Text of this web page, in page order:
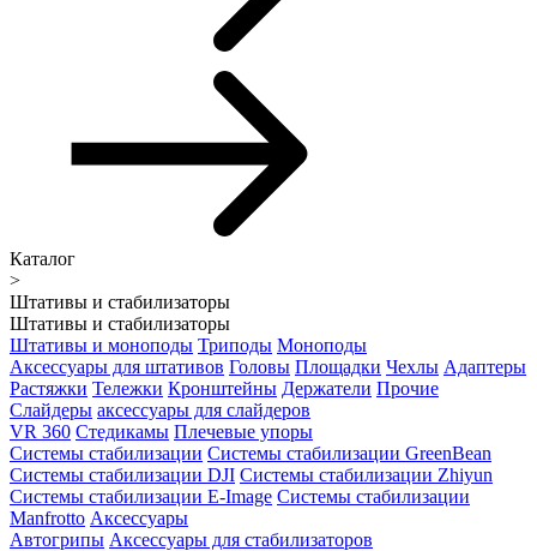
Каталог
>
Штативы и стабилизаторы
Штативы и стабилизаторы
Штативы и моноподы Триподы Моноподы
Аксессуары для штативов Головы Площадки Чехлы Адаптеры
Растяжки Тележки Кронштейны Держатели Прочие
Слайдеры аксессуары для слайдеров
VR 360 Стедикамы Плечевые упоры
Системы стабилизации Системы стабилизации GreenBean
Системы стабилизации DJI Системы стабилизации Zhiyun
Системы стабилизации E-Image Системы стабилизации
Manfrotto Аксессуары
Автогрипы Аксессуары для стабилизаторов